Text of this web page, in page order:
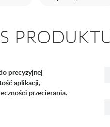
precyzyjnej
aplikacji,
przecierania.